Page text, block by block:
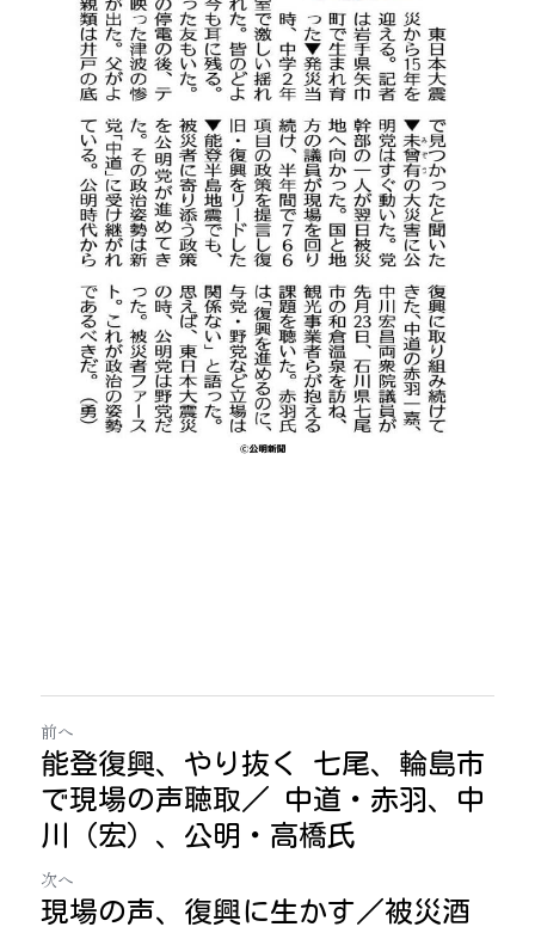
前へ
能登復興、やり抜く 七尾、輪島市
で現場の声聴取／ 中道・赤羽、中
川（宏）、公明・高橋氏
次へ
現場の声、復興に生かす／被災酒